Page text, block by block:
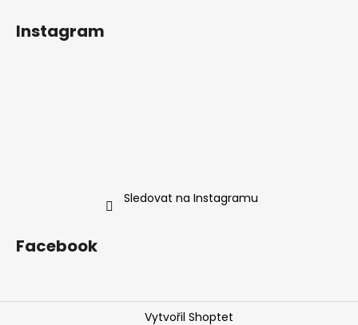
Instagram
Sledovat na Instagramu
Facebook
Vytvořil Shoptet